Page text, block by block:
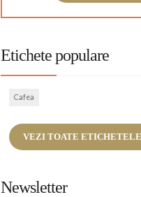
Etichete populare
Cafea
VEZI TOATE ETICHETELE
Newsletter